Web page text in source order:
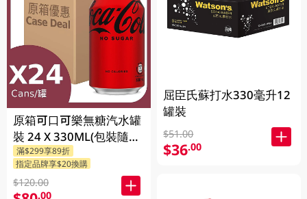
原箱可口可樂無糖汽水罐
裝 24 X 330ML(包裝隨機
發送)
滿$299享89折
指定品牌享$20換購
$120.00
.00
屈臣氏蘇打水330毫升12
罐裝
$51.00
$36.00